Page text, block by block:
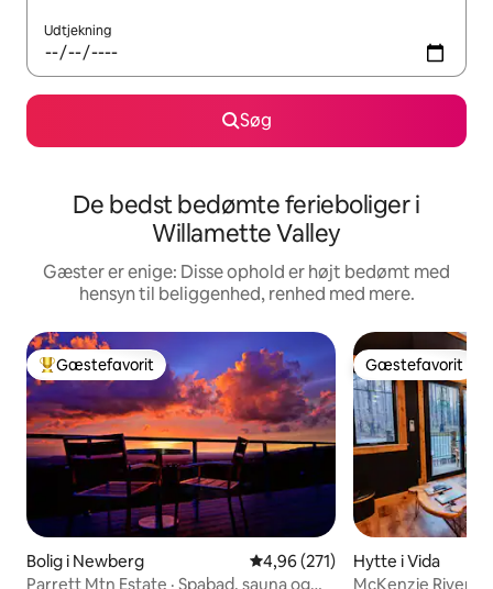
Udtjekning
Søg
De bedst bedømte ferieboliger i
Willamette Valley
Gæster er enige: Disse ophold er højt bedømt med
hensyn til beliggenhed, renhed med mere.
Bedste gæstefavorit
Gæstefavorit
Bolig i Newberg 4,96 ud af 5 i gennemsnitlig
4,96 (271)
Parrett Mtn Estate · Spabad, sauna og
Gæstefavorit
Gæstefavorit
Hytte i Vida
McKenzie